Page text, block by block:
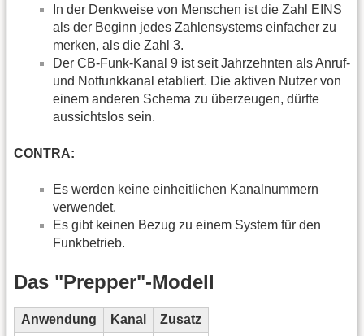
In der Denkweise von Menschen ist die Zahl EINS
als der Beginn jedes Zahlensystems einfacher zu
merken, als die Zahl 3.
Der CB-Funk-Kanal 9 ist seit Jahrzehnten als Anruf-
und Notfunkkanal etabliert. Die aktiven Nutzer von
einem anderen Schema zu überzeugen, dürfte
aussichtslos sein.
CONTRA:
Es werden keine einheitlichen Kanalnummern
verwendet.
Es gibt keinen Bezug zu einem System für den
Funkbetrieb.
Das "Prepper"-Modell
Anwendung Kanal
Zusatz